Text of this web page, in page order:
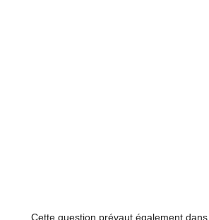
Cette question prévaut également